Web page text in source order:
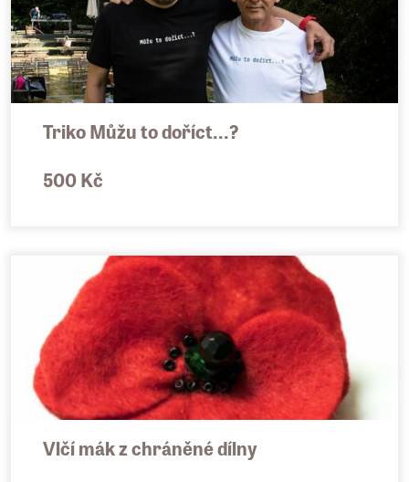
Triko Můžu to doříct...?
500 Kč
Vlčí mák z chráněné dílny